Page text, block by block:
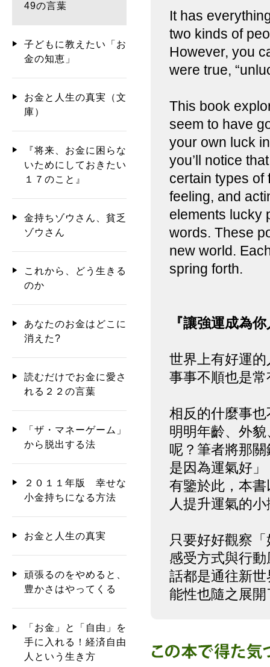
It has
two kinds of
However, you
were true,
This book
seem to have
your own luck
you’ll notice
certain types of
feeling, and
elements lucky
words. These
new world.
spring forth.
『讓強運成為
世界上有好運
事事不順也是
相反的什麼事
明明年齡、外
呢？筆者將那
是因為運氣好
有鑒於此，本
人提升運氣的
只要好好觀察
感受方式與行
話都是通往新
能性也隨之展
49の言葉
子どもに教えたい「お
金の知恵」
お金と人生の真実（文
庫）
『将来、お金に困らな
いためにしておきたい
１７のこと』
金持ちゾウさん、貧乏
ゾウさん
これから、どう生きる
のか
あなたのお金はどこに
消えた?
読むだけでお金に愛さ
れる２２の言葉
「ザ・マネーゲーム」
から脱出する法
２０１１年版 幸せな
小金持ちになる方法
お金と人生の真実
頑張るのをやめると、
豊かさはやってくる
「お金」と「自由」を
手に入れる！経済自由
人という生き方